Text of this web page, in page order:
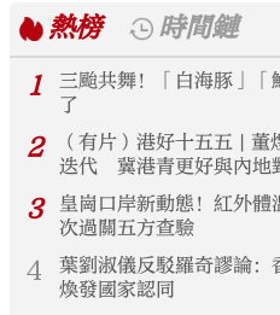
熱榜
時間鏈
1
三颱共舞！「白海豚」
了
2
（有片）港好十五五 |
迭代 冀港青更好與內地
3
皇崗口岸新動態！紅外
次過關五方查驗
4
葉劉淑儀反駁羅奇謬論
煥發國家認同